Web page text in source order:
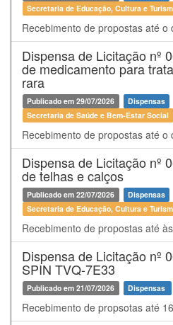
Secretaria de Educação, Cultura e
Recebimento de propostas até o
Dispensa de Licitação nº
de medicamento para
rara
Publicado em 29/07/2026
Dispensas
Secretaria de Saúde e Bem-Estar Social
Recebimento de propostas até o
Dispensa de Licitação nº
de telhas e calços
Publicado em 22/07/2026
Dispensas
Secretaria de Educação, Cultura e
Recebimento de propostas até
Dispensa de Licitação nº
SPIN TVQ-7E33
Publicado em 21/07/2026 Dispensas
Recebimento de propsotas até